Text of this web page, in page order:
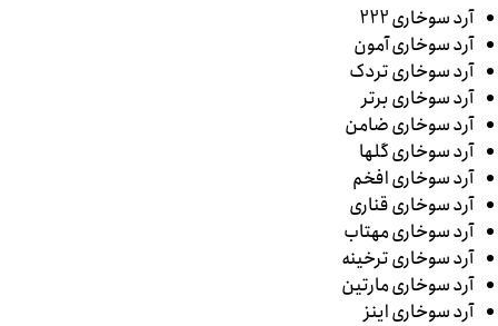
آرد سوخاری 222
آرد سوخاری آمون
آرد سوخاری تردک
آرد سوخاری برتر
آرد سوخاری ضامن
آرد سوخاری گلها
آرد سوخاری افخم
آرد سوخاری قناری
آرد سوخاری مهتاب
آرد سوخاری ترخینه
آرد سوخاری مارتین
آرد سوخاری اینز